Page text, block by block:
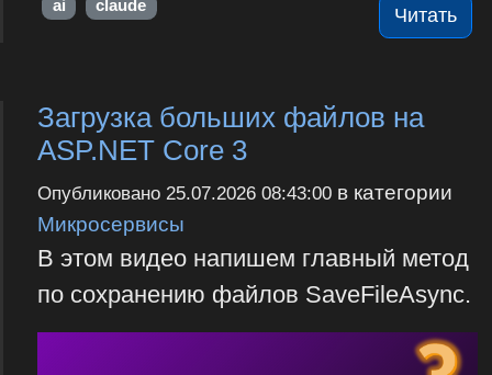
Читать
ai claude
Загрузка больших файлов на
ASP.NET Core 3
Опубликовано 25.07.2026 08:43:00в категории
Микросервисы
В этом видео напишем главный метод
по сохранению файлов SaveFileAsync.